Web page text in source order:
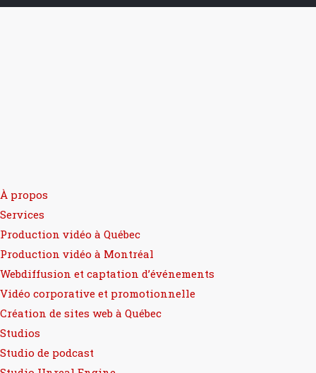
À propos
Services
Production vidéo à Québec
Production vidéo à Montréal
Webdiffusion et captation d’événements
Vidéo corporative et promotionnelle
Création de sites web à Québec
Studios
Studio de podcast